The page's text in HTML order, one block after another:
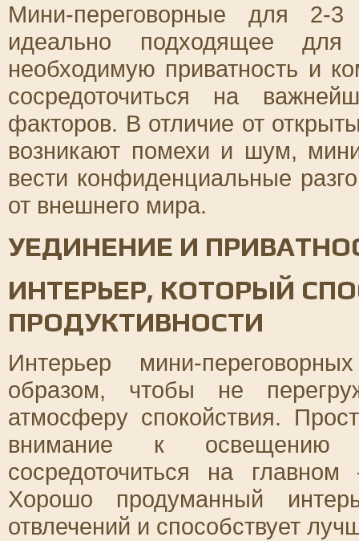
Мини-переговорные для 2-3
идеально подходящее для
необходимую приватность и
сосредоточиться на
факторов. В отличие от
возникают помехи и шум,
вести конфиденциальные
от внешнего мира.
УЕДИНЕНИЕ И
ИНТЕРЬЕР, КОТОРЫЙ
ПРОДУКТИВНОСТИ
Интерьер мини-
образом, чтобы не
атмосферу спокойствия.
внимание к освещению
сосредоточиться на
Хорошо продуманный
отвлечений и способствует